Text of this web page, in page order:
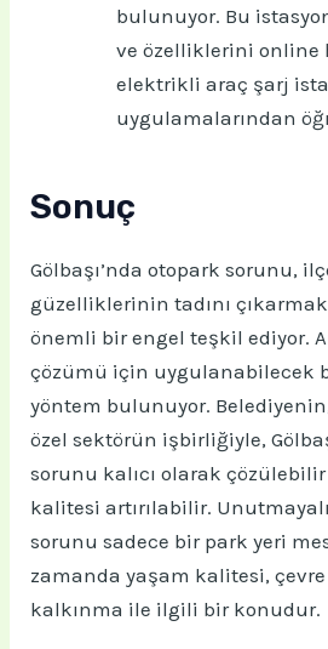
bulunuyor. Bu
ve özelliklerini online
elektrikli araç şarj
uygulamalarından
Sonuç
Gölbaşı’nda otopark sorunu,
güzelliklerinin tadını
önemli bir engel teşkil ediyor.
çözümü için uygulanabilecek
yöntem bulunuyor.
özel sektörün işbirliğiyle,
sorunu kalıcı olarak
kalitesi artırılabilir.
sorunu sadece bir park yeri
zamanda yaşam kalitesi,
kalkınma ile ilgili bir konudur.